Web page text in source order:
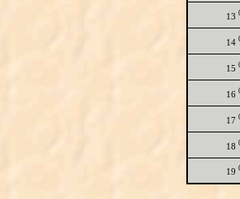
13
14
15
16
17
18
19